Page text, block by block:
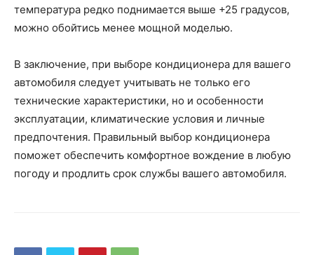
температура редко поднимается выше +25 градусов,
можно обойтись менее мощной моделью.
В заключение, при выборе кондиционера для вашего
автомобиля следует учитывать не только его
технические характеристики, но и особенности
эксплуатации, климатические условия и личные
предпочтения. Правильный выбор кондиционера
поможет обеспечить комфортное вождение в любую
погоду и продлить срок службы вашего автомобиля.